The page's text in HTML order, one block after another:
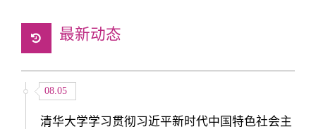
最新动态
08.05
清华大学学习贯彻习近平新时代中国特色社会主